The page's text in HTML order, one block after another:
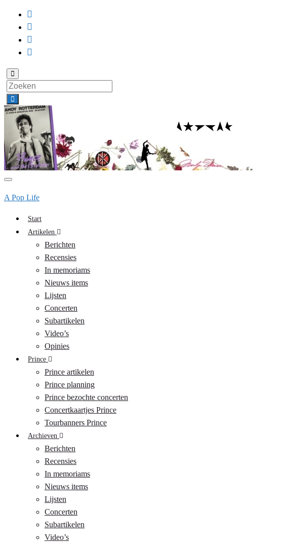
Toggle
zoekformulier
Search
for:
Toggle
A Pop Life
Start
Artikelen
Berichten
Recensies
In memoriams
Nieuws items
Lijsten
Concerten
Subartikelen
Video’s
Opinies
Prince
Prince artikelen
Prince planning
Prince bezochte concerten
Concertkaartjes Prince
Tourbanners Prince
Archieven
Berichten
Recensies
In memoriams
Nieuws items
Lijsten
Concerten
Subartikelen
Video’s